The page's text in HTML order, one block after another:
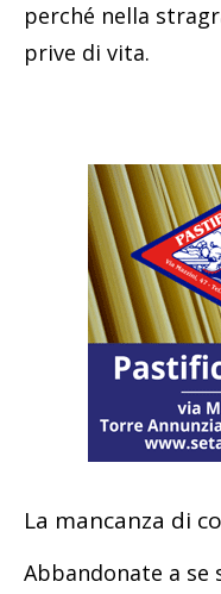
perché nella
prive di vita.
La mancanza di
Abbandonate a se